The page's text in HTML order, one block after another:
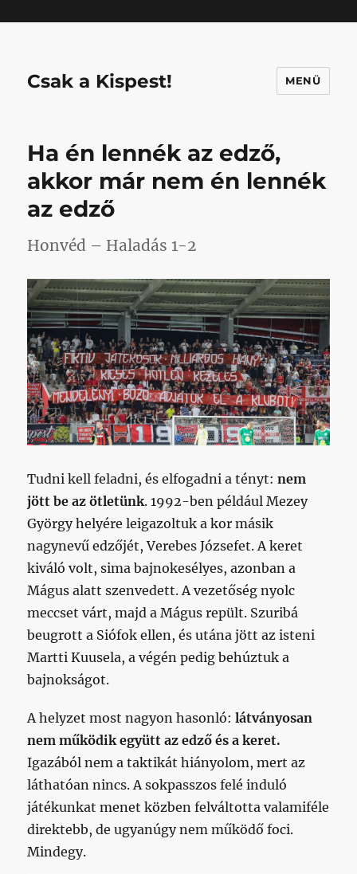
Csak a Kispest! MENÜ
Ha én lennék az edző,
akkor már nem én lennék
az edző
Honvéd – Haladás 1-2
Tudni kell feladni, és elfogadni a tényt:nem
jött be az ötletünk. 1992-ben például Mezey
György helyére leigazoltuk a kor másik
nagynevű edzőjét, Verebes Józsefet. A keret
kiváló volt, sima bajnokesélyes, azonban a
Mágus alatt szenvedett. A vezetőség nyolc
meccset várt, majd a Mágus repült. Szuribá
beugrott a Siófok ellen, és utána jött az isteni
Martti Kuusela, a végén pedig behúztuk a
bajnokságot.
A helyzet most nagyon hasonló:látványosan
nem működik együtt az edző és a keret.
Igazából nem a taktikát hiányolom, mert az
láthatóan nincs. A sokpasszos felé induló
játékunkat menet közben felváltotta valamiféle
direktebb, de ugyanúgy nem működő foci.
Mindegy.